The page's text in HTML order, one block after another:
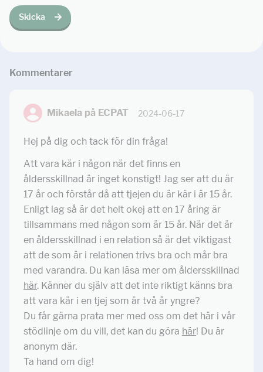
Skicka
Kommentarer
Mikaela på ECPAT 2024-06-17
Hej på dig och tack för din fråga!
Att vara kär i någon när det finns en
åldersskillnad är inget konstigt! Jag ser att du är
17 år och förstår då att tjejen du är kär i är 15 år.
Enligt lag så är det helt okej att en 17 åring är
tillsammans med någon som är 15 år. När det är
en åldersskillnad i en relation så är det viktigast
att de som är i relationen trivs bra och mår bra
med varandra. Du kan läsa mer om åldersskillnad
här. Känner du själv att det inte riktigt känns bra
att vara kär i en tjej som är två år yngre?
Du får gärna prata mer med oss om det här i vår
stödlinje om du vill, det kan du göra här! Du är
anonym där.
Ta hand om dig!